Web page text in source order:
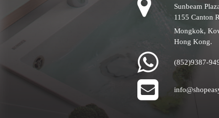
Sunbeam
1155 Canton
Mongkok,
Hong Kong.
(852)9387-